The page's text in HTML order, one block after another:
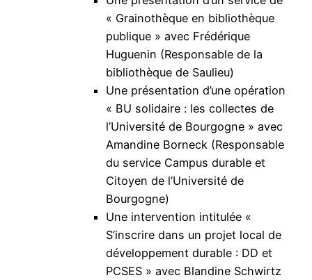
« Grainothèque en bibliothèque
publique » avec Frédérique
Huguenin (Responsable de la
bibliothèque de Saulieu)
Une présentation d’une opération
« BU solidaire : les collectes de
l’Université de Bourgogne » avec
Amandine Borneck (Responsable
du service Campus durable et
Citoyen de l’Université de
Bourgogne)
Une intervention intitulée «
S’inscrire dans un projet local de
développement durable : DD et
PCSES » avec Blandine Schwirtz